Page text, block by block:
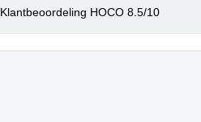
Klantbeoordeling HOCO 8.5/10